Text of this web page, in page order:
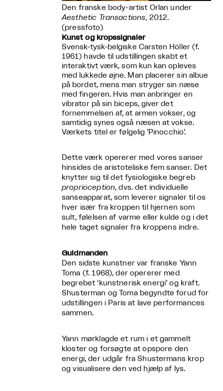
Den franske body-artist Orlan under
Aesthetic Transactions, 2012.
(pressfoto)
Kunst og kropssignaler
Svensk-tysk-belgiske Carsten Höller (f.
1961) havde til udstillingen skabt et
interaktivt værk, som kun kan opleves
med lukkede øjne. Man placerer sin albue
på bordet, mens man stryger sin næse
med fingeren. Hvis man anbringer en
vibrator på sin biceps, giver det
fornemmelsen af, at armen vokser, og
samtidig synes også næsen at vokse.
Værkets titel er følgelig ’Pinocchio’.
Dette værk opererer med vores sanser
hinsides de aristoteliske fem sanser. Det
knytter sig til det fysiologiske begreb
proprioception, dvs. det individuelle
sanseapparat, som leverer signaler til os
hver især fra kroppen til hjernen som
sult, følelsen af varme eller kulde og i det
hele taget signaler fra kroppens indre.
Guldmanden
Den sidste kunstner var franske Yann
Toma (f. 1968), der opererer med
begrebet ‘kunstnerisk energi’ og kraft.
Shusterman og Toma begyndte forud for
udstillingen i Paris at lave performances
sammen.
Yann mørklagde et rum i et gammelt
kloster og forsøgte at opspore den
energi, der udgår fra Shustermans krop
og visualisere den ved hjælp af lys.